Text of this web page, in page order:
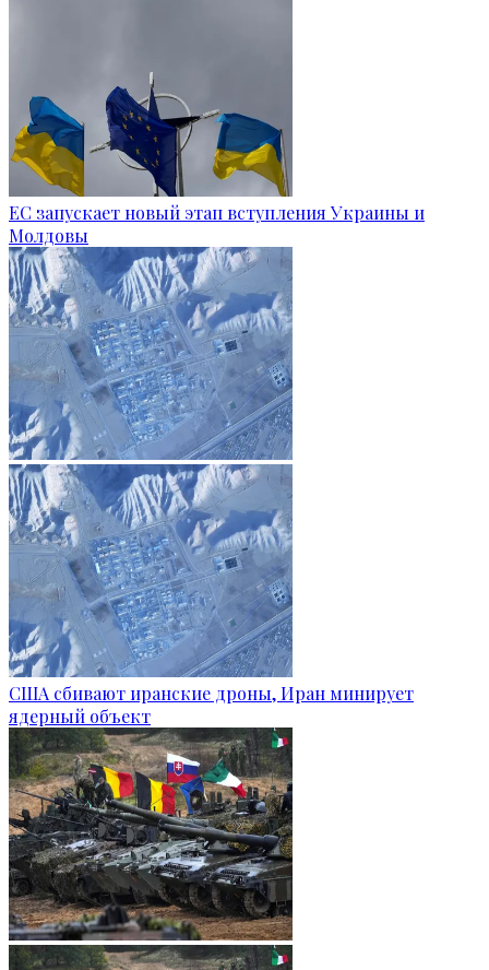
ЕС запускает новый этап вступления Украины и
Молдовы
США сбивают иранские дроны, Иран минирует
ядерный объект